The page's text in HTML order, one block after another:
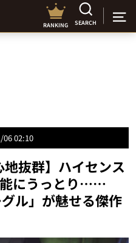
RANKING SEARCH
06 02:10
地抜群】ハイセンス
にうっとり……
ル」が魅せる傑作